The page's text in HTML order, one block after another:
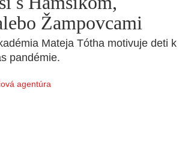
Žampovcami
Mateja Tótha motivuje deti k
pandémie.
agentúra